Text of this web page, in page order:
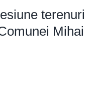
terenuri
Mihai